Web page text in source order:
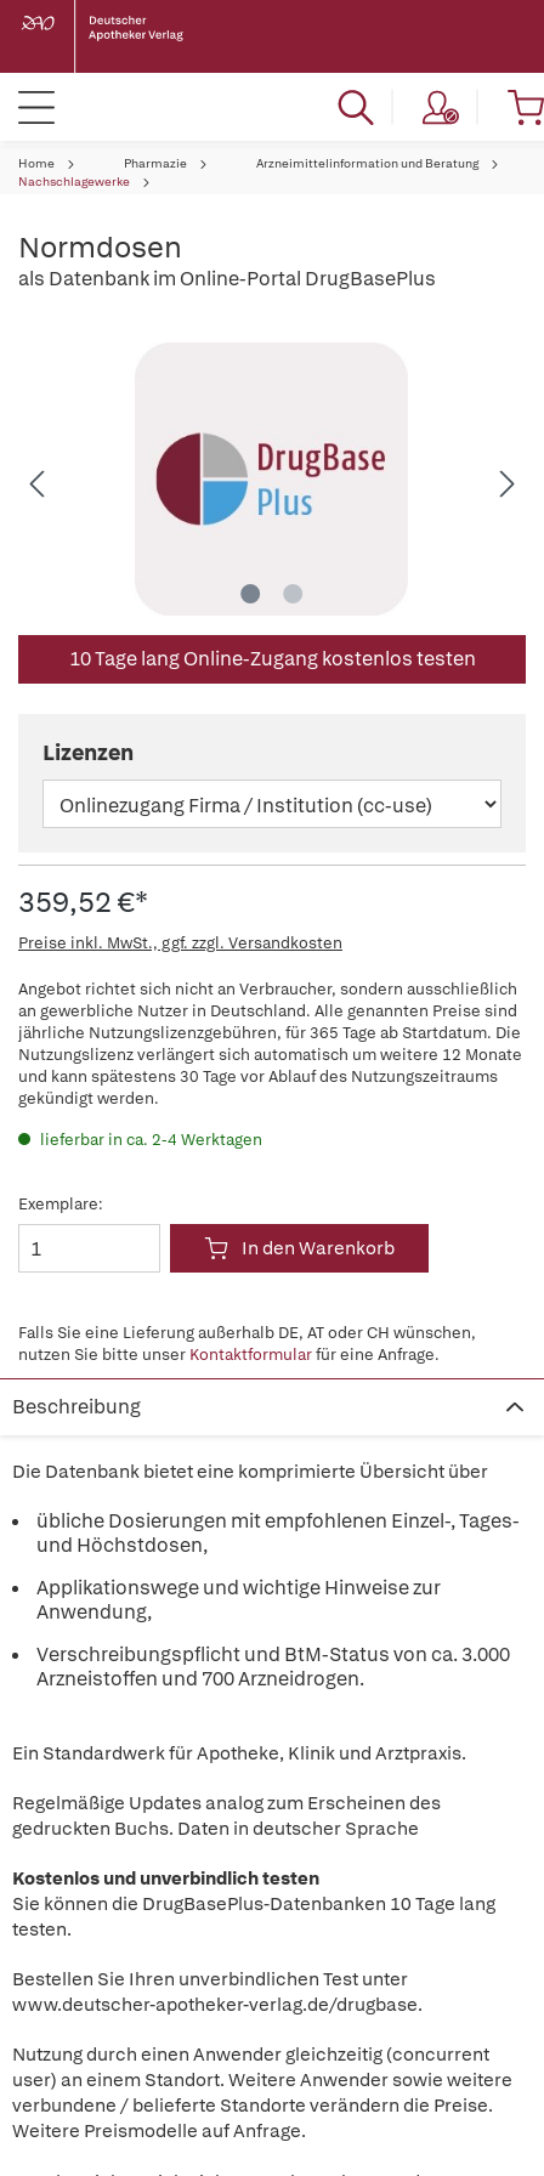
Home Pharmazie
Arzneimittelinformation und Beratung
Nachschlagewerke
Normdosen
als Datenbank im Online-Portal DrugBasePlus
10 Tage lang Online-Zugang kostenlos testen
Lizenzen
359,52 €*
Preise inkl. MwSt., ggf. zzgl. Versandkosten
Angebot richtet sich nicht an Verbraucher, sondern ausschließlich
an gewerbliche Nutzer in Deutschland. Alle genannten Preise sind
jährliche Nutzungslizenzgebühren, für 365 Tage ab Startdatum. Die
Nutzungslizenz verlängert sich automatisch um weitere 12 Monate
und kann spätestens 30 Tage vor Ablauf des Nutzungszeitraums
gekündigt werden.
lieferbar in ca. 2-4 Werktagen
Exemplare:
In den Warenkorb
Falls Sie eine Lieferung außerhalb DE, AT oder CH wünschen,
nutzen Sie bitte unser Kontaktformularfür eine Anfrage.
Beschreibung
Die Datenbank bietet eine komprimierte Übersicht über
übliche Dosierungen mit empfohlenen Einzel-, Tages-
und Höchstdosen,
Applikationswege und wichtige Hinweise zur
Anwendung,
Verschreibungspflicht und BtM-Status von ca. 3.000
Arzneistoffen und 700 Arzneidrogen.
Ein Standardwerk für Apotheke, Klinik und Arztpraxis.
Regelmäßige Updates analog zum Erscheinen des
gedruckten Buchs. Daten in deutscher Sprache
Kostenlos und unverbindlich testen
Sie können die DrugBasePlus-Datenbanken 10 Tage lang
testen.
Bestellen Sie Ihren unverbindlichen Test unter
www.deutscher-apotheker-verlag.de/drugbase.
Nutzung durch einen Anwender gleichzeitig (concurrent
user) an einem Standort. Weitere Anwender sowie weitere
verbundene / belieferte Standorte verändern die Preise.
Weitere Preismodelle auf Anfrage.